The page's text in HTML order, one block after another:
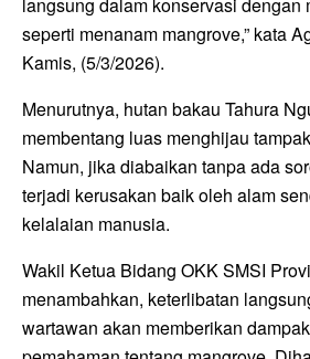
langsung dalam konservasi dengan
seperti menanam mangrove,” kata
Kamis, (5/3/2026).
Menurutnya, hutan bakau Tahura
membentang luas menghijau
Namun, jika diabaikan tanpa ada
terjadi kerusakan baik oleh alam
kelalaian manusia.
Wakil Ketua Bidang OKK SMSI
menambahkan, keterlibatan
wartawan akan memberikan